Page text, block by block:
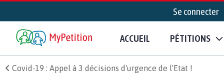
Se connecter
ACCUEIL PÉTITIONS
Covid-19 : Appel à 3 décisions d'urgence de l'Etat !